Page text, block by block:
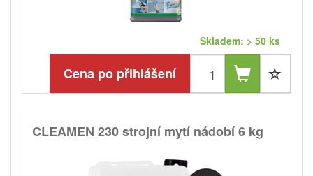
Skladem: > 50 ks
Cena po přihlášení
CLEAMEN 230 strojní mytí nádobí 6 kg